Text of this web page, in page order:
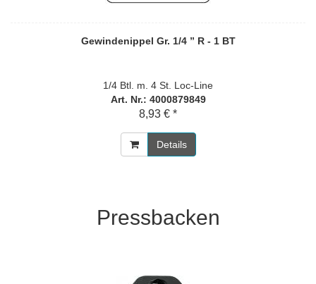
Gewindenippel Gr. 1/4 ” R - 1 BT
1/4 Btl. m. 4 St. Loc-Line
Art. Nr.: 4000879849
8,93 € *
Details
Pressbacken